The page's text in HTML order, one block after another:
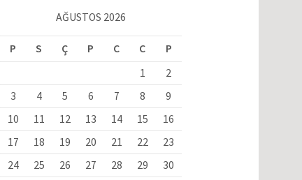
AĞUSTOS 2026
P S Ç P C C
P
1
2
3
4 5 6 7 8
9
10
11 12 13 14 15
16
17
18 19 20 21 22
23
24
25 26 27 28 29
30